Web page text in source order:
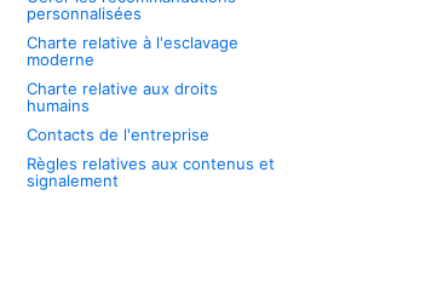
personnalisées
Charte relative à l'esclavage
moderne
Charte relative aux droits
humains
Contacts de l'entreprise
Règles relatives aux contenus et
signalement